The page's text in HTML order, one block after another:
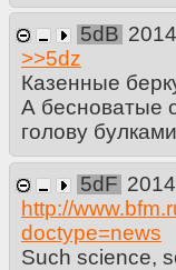
5dB
>>5dz
Казенные
А бесноватые
голову
5dF
http://
doctype=news
Such science,